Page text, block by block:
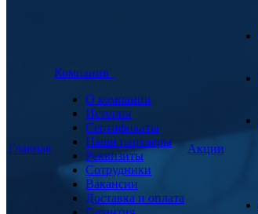
Главная
Компания
О компании
История
Сертификаты
Наши партнеры
Реквизиты
Сотрудники
Вакансии
Доставка и оплата
Акции